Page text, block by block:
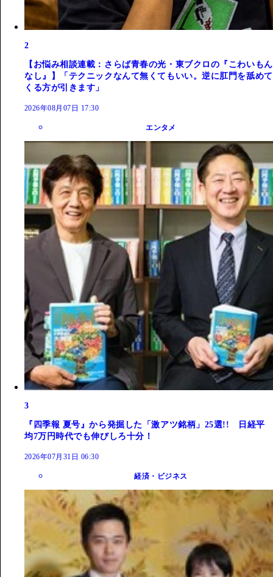
2
【お悩み相談連載：さらば青春の光・東ブクロの『こわいもん
なし』】「テクニックなんて無くてもいい。逆に肛門を舐めて
くる方が引きます」
2026年08月07日 17:30
エンタメ
3
『四季報 夏号』から発掘した「激アツ銘柄」25選!! 日経平
均7万円時代でも伸びしろ十分！
2026年07月31日 06:30
経済・ビジネス